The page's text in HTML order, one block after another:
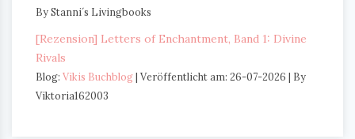
By Stanni´s Livingbooks
[Rezension] Letters of Enchantment, Band 1: Divine
Rivals
Blog: Vikis Buchblog Veröffentlicht am: 26-07-2026
By
Viktoria162003